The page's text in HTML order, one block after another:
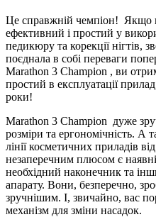
Це справжній чемпіон! Якщо
ефективний і простий у
педикюру та корекції нігтів,
поєднала в собі переваги
Marathon 3 Champion , ви
простий в експлуатації
роки!
Marathon 3 Champion дуже
розміри та ергономічність.
лінії косметичних приладів
незаперечним плюсом є
необхідний наконечник та
апарату. Вони, безперечно,
зручнішим. І, звичайно, вас
механізм для зміни насадок.